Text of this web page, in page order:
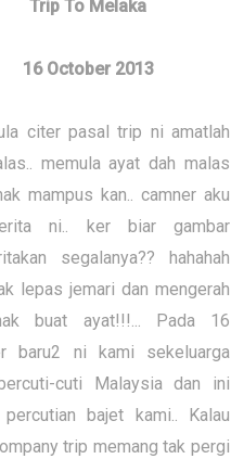
Trip To Melaka
16 October 2013
citer pasal trip ni amatlah
memula ayat dah malas
mampus kan.. camner aku
ni.. ker biar gambar
segalanya?? hahahah
lepas jemari dan mengerah
buat ayat!!!... Pada 16
baru2 ni kami sekeluarga
cuti Malaysia dan ini
percutian bajet kami.. Kalau
trip memang tak pergi